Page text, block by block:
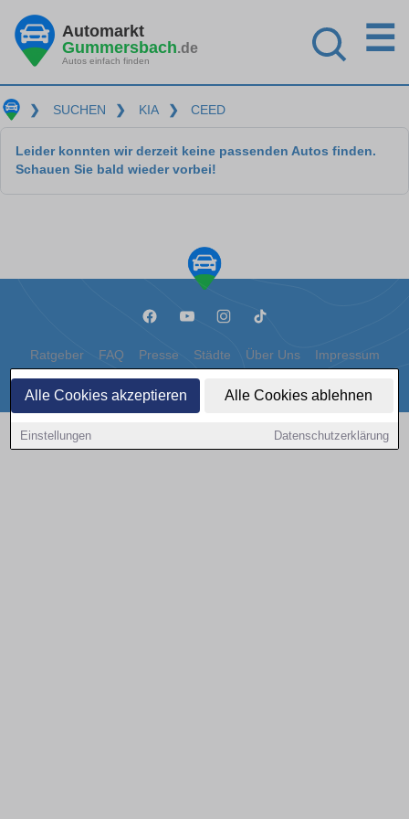
Alle Cookies akzeptieren Alle Cookies ablehnen
Einstellungen Datenschutzerklärung
Automarkt
Gummersbach.de
Autos einfach finden
☰
❯ SUCHEN ❯ KIA ❯ CEED
Leider konnten wir derzeit keine passenden Autos finden.
Schauen Sie bald wieder vorbei!
Ratgeber FAQ Presse Städte Über Uns Impressum
Datenschutz Cookies
Copyright © 2000 - 2026 | 1A Infosysteme GmbH | Content by: 1a-sites-autos